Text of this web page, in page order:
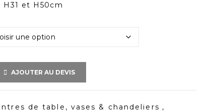
H31 et H50cm
AJOUTER AU DEVIS
de table, vases & chandeliers ,